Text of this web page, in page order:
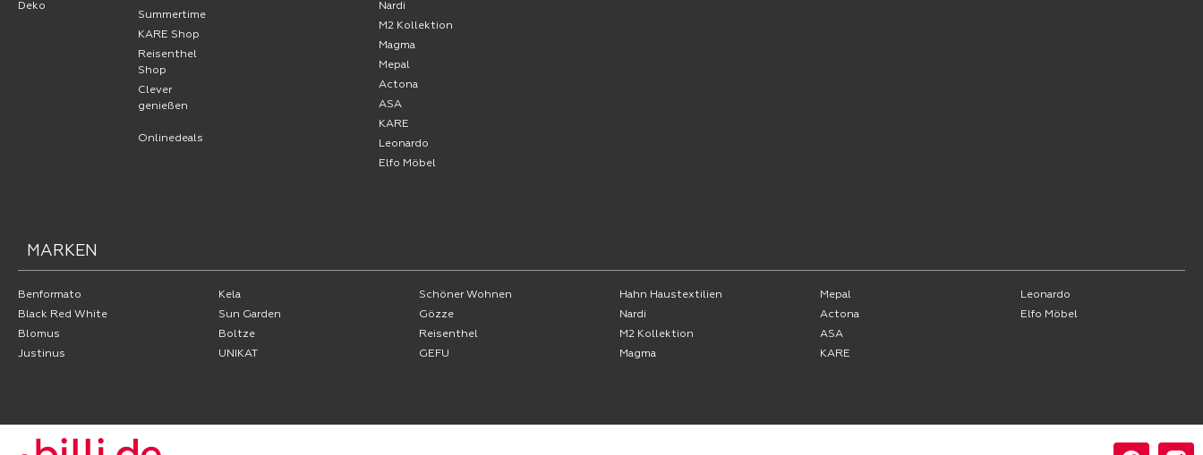
Deko
Summertime
KARE Shop
Reisenthel
Shop
Clever
genießen
Onlinedeals
Nardi
M2 Kollektion
Magma
Mepal
Actona
ASA
KARE
Leonardo
Elfo Möbel
MARKEN
Benformato
Black Red White
Blomus
Justinus
Kela
Sun Garden
Boltze
UNIKAT
Schöner Wohnen
Gözze
Reisenthel
GEFU
Hahn Haustextilien
Nardi
M2 Kollektion
Magma
Mepal
Actona
ASA
KARE
Leonardo
Elfo Möbel